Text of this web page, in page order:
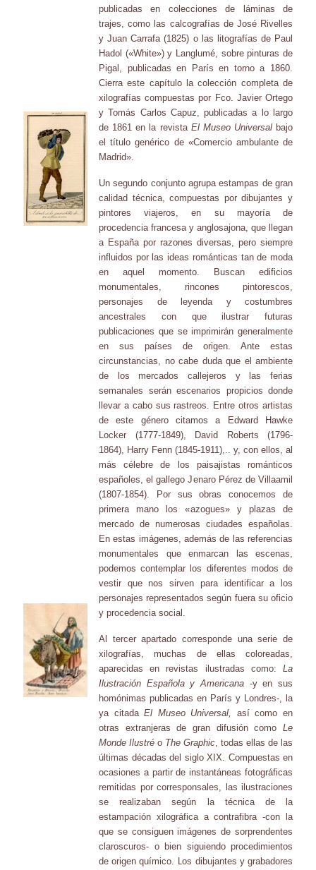
publicadas en colecciones de láminas de
trajes, como las calcografías de José Rivelles
y Juan Carrafa (1825) o las litografías de Paul
Hadol («White») y Langlumé, sobre pinturas de
Pigal, publicadas en París en torno a 1860.
Cierra este capítulo la colección completa de
xilografías compuestas por Fco. Javier Ortego
y Tomás Carlos Capuz, publicadas a lo largo
de 1861 en la revista El Museo Universalbajo
el título genérico de «Comercio ambulante de
Madrid».
Un segundo conjunto agrupa estampas de gran
calidad técnica, compuestas por dibujantes y
pintores viajeros, en su mayoría de
procedencia francesa y anglosajona, que llegan
a España por razones diversas, pero siempre
influidos por las ideas románticas tan de moda
en aquel momento. Buscan edificios
monumentales, rincones pintorescos,
personajes de leyenda y costumbres
ancestrales con que ilustrar futuras
publicaciones que se imprimirán generalmente
en sus países de origen. Ante estas
circunstancias, no cabe duda que el ambiente
de los mercados callejeros y las ferias
semanales serán escenarios propicios donde
llevar a cabo sus rastreos. Entre otros artistas
de este género citamos a Edward Hawke
Locker (1777-1849), David Roberts (1796-
1864), Harry Fenn (1845-1911),.. y, con ellos, al
más célebre de los paisajistas románticos
españoles, el gallego Jenaro Pérez de Villaamil
(1807-1854). Por sus obras conocemos de
primera mano los «azogues» y plazas de
mercado de numerosas ciudades españolas.
En estas imágenes, además de las referencias
monumentales que enmarcan las escenas,
podemos contemplar los diferentes modos de
vestir que nos sirven para identificar a los
personajes representados según fuera su oficio
y procedencia social.
Al tercer apartado corresponde una serie de
xilografías, muchas de ellas coloreadas,
aparecidas en revistas ilustradas como: La
Ilustración Española y Americana -y en sus
homónimas publicadas en París y Londres-, la
ya citadaEl Museo Universal, así como en
otras extranjeras de gran difusión como Le
Monde Ilustré o The Graphic, todas ellas de las
últimas décadas del siglo XIX. Compuestas en
ocasiones a partir de instantáneas fotográficas
remitidas por corresponsales, las ilustraciones
se realizaban según la técnica de la
estampación xilográfica a contrafibra -con la
que se consiguen imágenes de sorprendentes
claroscuros- o bien siguiendo procedimientos
de origen químico. Los dibujantes y grabadores